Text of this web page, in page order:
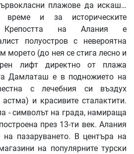
плажове да искаш…
и за историческите
Крепостта на Алания е
полуостров с невероятна
морето (до нея се стига лесно и
лифт директно от плажа
Дамлаташ е в подножието на
с лечебния си въздух
и красивите сталактити.
- символът на града, намираща
през 13-ти век. Алания
пазаруването. В центъра на
на популярните турски